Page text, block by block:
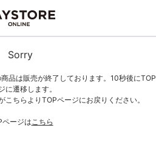
Sorry
品は販売が終了しております。10秒後にTOP
に遷移します。
ちらよりTOPページにお戻りください。
ページはこちら